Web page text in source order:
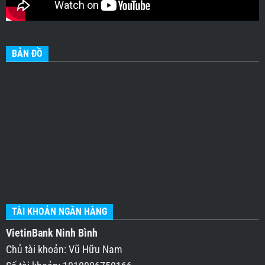
BẢN ĐỒ
TÀI KHOẢN NGÂN HÀNG
VietinBank Ninh Bình
Chủ tài khoản: Vũ Hữu Nam